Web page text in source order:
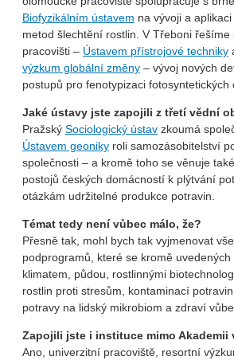
Biofyzikálním ústavem na vývoji a
metod šlechtění rostlin. V Třeboni řešíme
pracovišti – Ústavem přístrojové techniky
výzkum globální změny – vývoj nových
postupů pro fenotypizaci fotosyntetických
Jaké ústavy jste zapojili z třetí vědní
Pražský Sociologický ústav zkoumá
Ústavem geoniky roli samozásobitelství
společnosti – a kromě toho se věnuje
postojů českých domácností k plýtvání
otázkám udržitelné produkce potravin.
Témat tedy není vůbec málo, že?
Přesně tak, mohl bych tak vyjmenovat
podprogramů, které se kromě
klimatem, půdou, rostlinnými
rostlin proti stresům, kontaminací
potravy na lidský mikrobiom a zdraví
Zapojili jste i instituce mimo Akademii
Ano, univerzitní pracoviště, resortní